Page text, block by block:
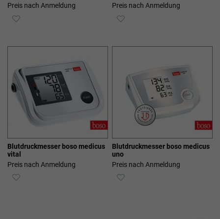
Preis nach Anmeldung
ZUR
Preis nach Anmeldung
ZUR
Blutdruckmesser boso medicus
vital
Preis nach Anmeldung
ZUR
Blutdruckmesser boso medicus
uno
Preis nach Anmeldung
ZUR